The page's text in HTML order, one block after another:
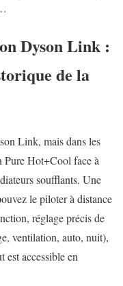
Dyson Link :
de la
Link, mais dans les
Pure Hot+Cool face à
soufflants. Une
le piloter à distance
réglage précis de
ventilation, auto, nuit),
accessible en